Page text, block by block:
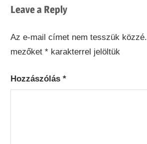
Leave a Reply
Az e-mail címet nem tesszük közzé.
mezőket* karakterrel jelöltük
Hozzászólás*